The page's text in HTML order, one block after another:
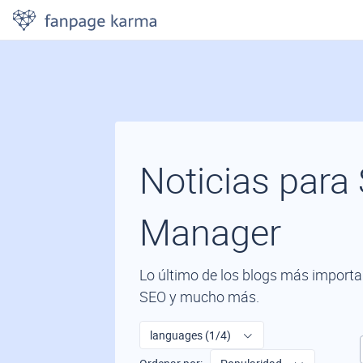
Noticias
Manager
Lo último de los blogs más
SEO y mucho más.
languages (1/4)